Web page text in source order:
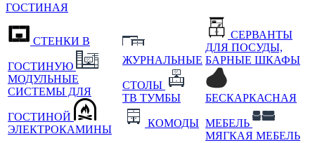
ГОСТИНАЯ
СТЕНКИ В
ГОСТИНУЮ
МОДУЛЬНЫЕ
СИСТЕМЫ ДЛЯ
ГОСТИНОЙ
ЭЛЕКТРОКАМИНЫ
ЖУРНАЛЬНЫЕ
СТОЛЫ
ТВ ТУМБЫ
КОМОДЫ
СЕРВАНТЫ
ДЛЯ ПОСУДЫ,
БАРНЫЕ ШКАФЫ
БЕСКАРКАСНАЯ
МЕБЕЛЬ
МЯГКАЯ МЕБЕЛЬ